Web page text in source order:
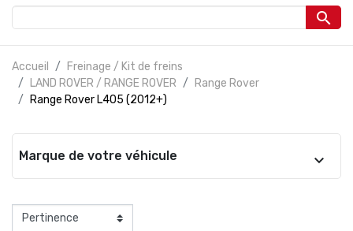

Accueil
Freinage / Kit de freins
LAND ROVER / RANGE ROVER
Range Rover
Range Rover L405 (2012+)
Marque de votre véhicule